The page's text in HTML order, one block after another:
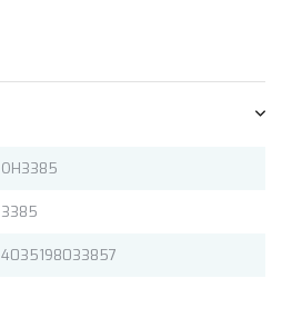
OH3385
3385
4035198033857